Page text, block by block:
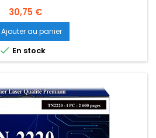
Prix
30,75 €
Ajouter au panier
 En stock